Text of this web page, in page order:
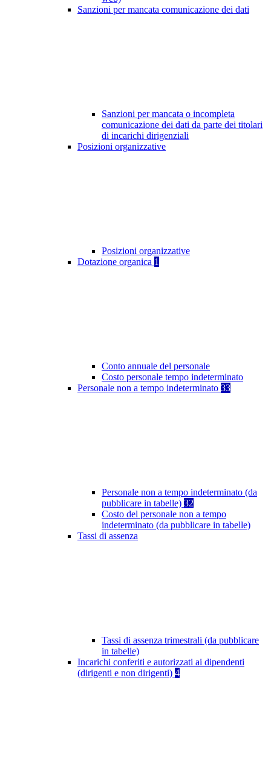
Sanzioni per mancata comunicazione dei dati
Sanzioni per mancata o incompleta
comunicazione dei dati da parte dei titolari
di incarichi dirigenziali
Posizioni organizzative
Posizioni organizzative
Dotazione organica 1
Conto annuale del personale
Costo personale tempo indeterminato
Personale non a tempo indeterminato 33
Personale non a tempo indeterminato (da
pubblicare in tabelle) 32
Costo del personale non a tempo
indeterminato (da pubblicare in tabelle)
Tassi di assenza
Tassi di assenza trimestrali (da pubblicare
in tabelle)
Incarichi conferiti e autorizzati ai dipendenti
(dirigenti e non dirigenti) 4